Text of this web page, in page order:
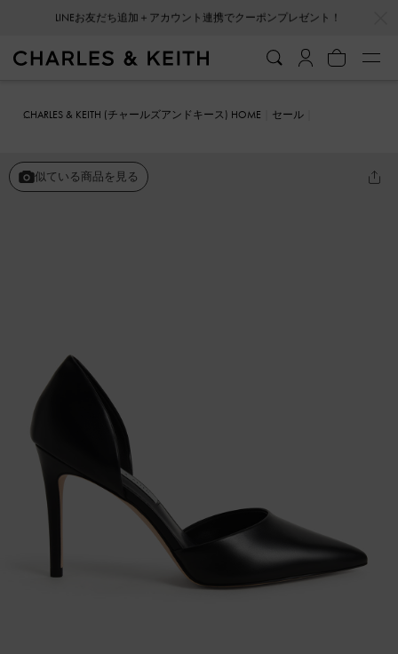
会員登録＋ニュースレター登録で10%OFFクーポンプレゼント！
CHARLES & KEITH (チャールズアンドキース) HOME
セール
似ている商品を見る